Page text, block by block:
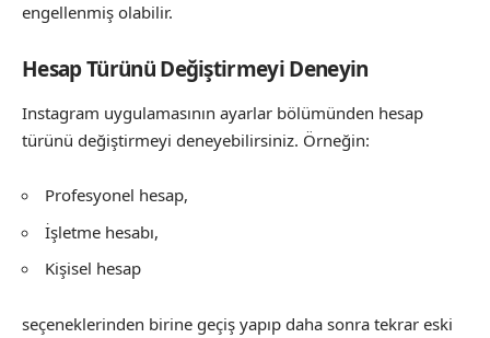
engellenmiş olabilir.
Hesap Türünü Değiştirmeyi Deneyin
Instagram uygulamasının ayarlar bölümünden hesap
türünü değiştirmeyi deneyebilirsiniz. Örneğin:
Profesyonel hesap,
İşletme hesabı,
Kişisel hesap
seçeneklerinden birine geçiş yapıp daha sonra tekrar eski